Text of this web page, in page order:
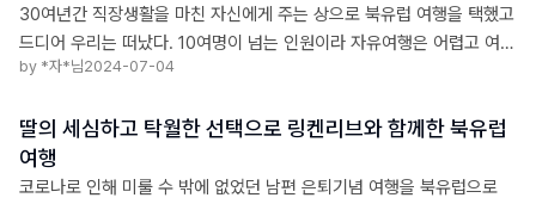
30여년간 직장생활을 마친 자신에게 주는 상으로 북유럽 여행을 택했고
드디어 우리는 떠났다. 10여명이 넘는 인원이라 자유여행은 어렵고 여기
찍고 저기 찍고하는 대형여행사 패키지도 싫었다. 여기저기 알아보다 고
브는 역시 달랐다 도심한가운데 최고급 호텔은 물론 현지인들이 찾는 맛
집까지 모든것이 만족스러웠다 나이(?)가 있으신분들이라 제각기 밑반
찬등을 준비해갔지만 한번도 생각난적이 없을만큼 음식들이 훌륭했다
by *자*님2024-07-04
딸의 세심하고 탁월한 선택으로 링켄리브와 함께한 북유럽
여행
코로나로 인해 미룰 수 밖에 없었던 남편 은퇴기념 여행을 북유럽으로